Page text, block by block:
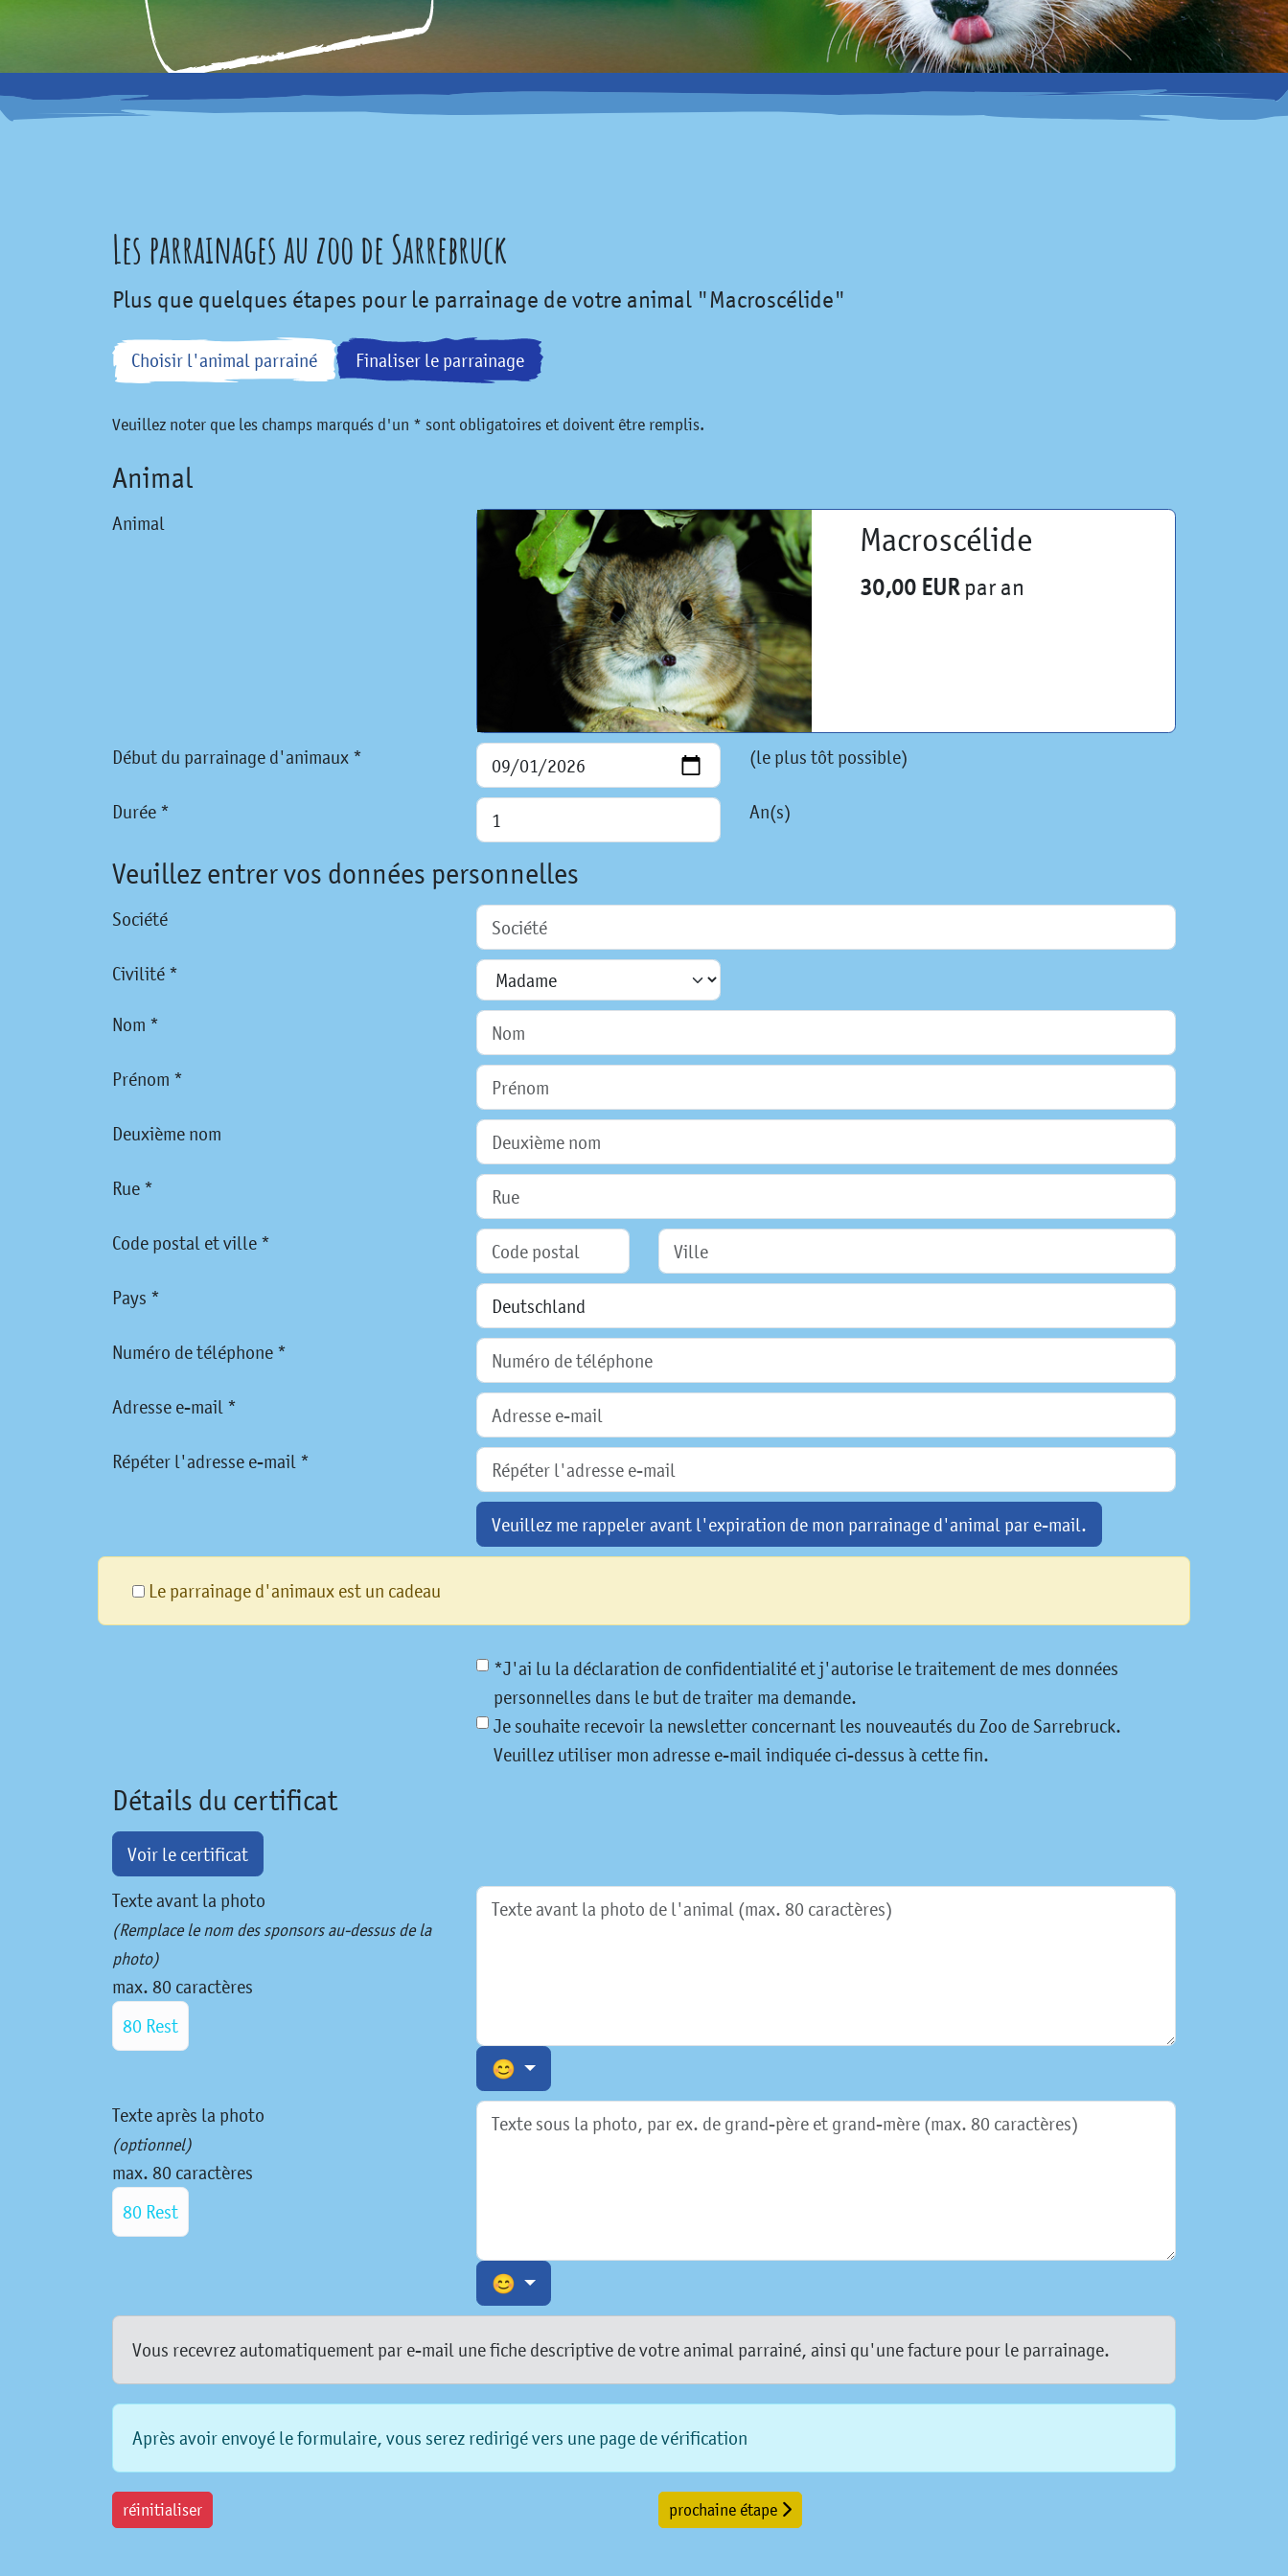
Les parrainages au zoo de Sarrebruck
Plus que quelques étapes pour le parrainage de votre animal "Macroscélide"
Choisir l'animal parrainé Finaliser le parrainage
Veuillez noter que les champs marqués d'un * sont obligatoires et doivent être remplis.
Animal
Animal Macroscélide
30,00 EUR par an
Début du parrainage d'animaux * (le plus tôt possible)
Durée * An(s)
Veuillez entrer vos données personnelles
Société
Civilité *
Nom *
Prénom *
Deuxième nom
Rue *
Code postal et ville *
Pays *
Numéro de téléphone *
Adresse e-mail *
Répéter l'adresse e-mail *
Veuillez me rappeler avant l'expiration de mon parrainage d'animal par e-mail.
Le parrainage d'animaux est un cadeau
*J'ai lu la déclaration de confidentialité et j'autorise le traitement de mes données
personnelles dans le but de traiter ma demande.
Je souhaite recevoir la newsletter concernant les nouveautés du Zoo de Sarrebruck.
Veuillez utiliser mon adresse e-mail indiquée ci-dessus à cette fin.
Détails du certificat
Voir le certificat
Texte avant la photo
(Remplace le nom des sponsors au-dessus de la
photo)
max. 80 caractères
80 Rest
😊
Texte après la photo
(optionnel)
max. 80 caractères
80 Rest
😊
Vous recevrez automatiquement par e-mail une fiche descriptive de votre animal parrainé, ainsi qu'une facture pour le parrainage.
Après avoir envoyé le formulaire, vous serez redirigé vers une page de vérification
réinitialiser prochaine étape